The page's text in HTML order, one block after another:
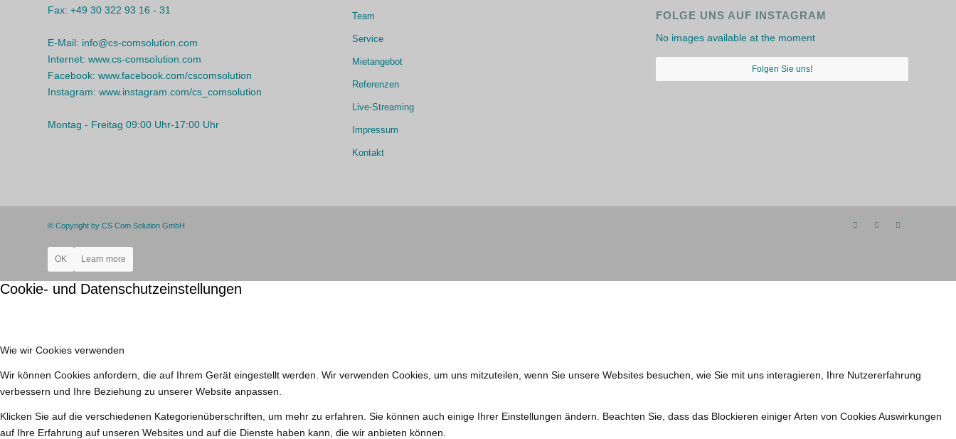
Fax: +49 30 322 93 16 - 31
E-Mail: info@cs-comsolution.com
Internet: www.cs-comsolution.com
Facebook: www.facebook.com/cscomsolution
Instagram: www.instagram.com/cs_comsolution
Montag - Freitag 09:00 Uhr-17:00 Uhr
Team
Service
Mietangebot
Referenzen
Live-Streaming
Impressum
Kontakt
FOLGE UNS AUF INSTAGRAM
No images available at the moment
Folgen Sie uns!
© Copyright by CS Com Solution GmbH
OK Learn more
Cookie- und Datenschutzeinstellungen
Wie wir Cookies verwenden
Wir können Cookies anfordern, die auf Ihrem Gerät eingestellt werden. Wir verwenden Cookies, um uns mitzuteilen, wenn Sie unsere Websites besuchen, wie Sie mit uns interagieren, Ihre Nutzererfahrung
verbessern und Ihre Beziehung zu unserer Website anpassen.
Klicken Sie auf die verschiedenen Kategorienüberschriften, um mehr zu erfahren. Sie können auch einige Ihrer Einstellungen ändern. Beachten Sie, dass das Blockieren einiger Arten von Cookies Auswirkungen
auf Ihre Erfahrung auf unseren Websites und auf die Dienste haben kann, die wir anbieten können.